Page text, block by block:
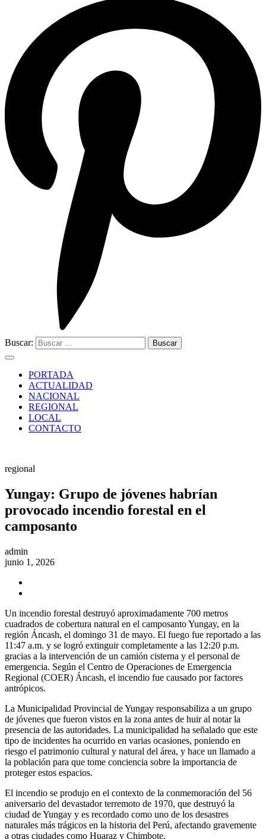
Buscar:
PORTADA
ACTUALIDAD
NACIONAL
REGIONAL
LOCAL
CONTACTO
regional
Yungay: Grupo de jóvenes habrían
provocado incendio forestal en el
camposanto
admin
junio 1, 2026
Un incendio forestal destruyó aproximadamente 700 metros
cuadrados de cobertura natural en el camposanto Yungay, en la
región Áncash, el domingo 31 de mayo. El fuego fue reportado a las
11:47 a.m. y se logró extinguir completamente a las 12:20 p.m.
gracias a la intervención de un camión cisterna y el personal de
emergencia. Según el Centro de Operaciones de Emergencia
Regional (COER) Áncash, el incendio fue causado por factores
antrópicos.
La Municipalidad Provincial de Yungay responsabiliza a un grupo
de jóvenes que fueron vistos en la zona antes de huir al notar la
presencia de las autoridades. La municipalidad ha señalado que este
tipo de incidentes ha ocurrido en varias ocasiones, poniendo en
riesgo el patrimonio cultural y natural del área, y hace un llamado a
la población para que tome conciencia sobre la importancia de
proteger estos espacios.
El incendio se produjo en el contexto de la conmemoración del 56
aniversario del devastador terremoto de 1970, que destruyó la
ciudad de Yungay y es recordado como uno de los desastres
naturales más trágicos en la historia del Perú, afectando gravemente
a otras ciudades como Huaraz y Chimbote.